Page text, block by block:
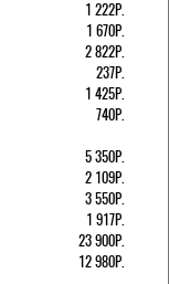
1 222Р.
1 670Р.
2 822Р.
237Р.
1 425Р.
740Р.
5 350Р.
2 109Р.
3 550Р.
1 917Р.
23 900Р.
12 980Р.